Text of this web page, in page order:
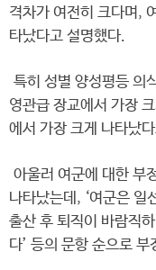
격차가 여전히 크다며,
타났다고 설명했다.
특히 성별 양성평등 의
영관급 장교에서 가장
에서 가장 크게 나타났
아울러 여군에 대한 부
나타났는데, ‘여군은 일
출산 후 퇴직이 바람직
다’ 등의 문항 순으로